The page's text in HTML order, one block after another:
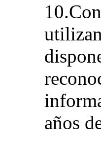
años